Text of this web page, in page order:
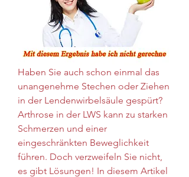
Haben Sie auch schon einmal das
unangenehme Stechen oder Ziehen
in der Lendenwirbelsäule gespürt?
Arthrose in der LWS kann zu starken
Schmerzen und einer
eingeschränkten Beweglichkeit
führen. Doch verzweifeln Sie nicht,
es gibt Lösungen! In diesem Artikel